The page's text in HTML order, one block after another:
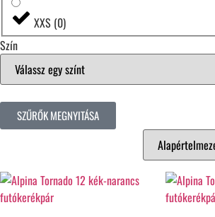
XXS (0)
Szín
SZŰRŐK MEGNYITÁSA